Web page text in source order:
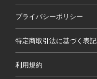
プライバシーポリシー
特定商取引法に基づく表記
利用規約